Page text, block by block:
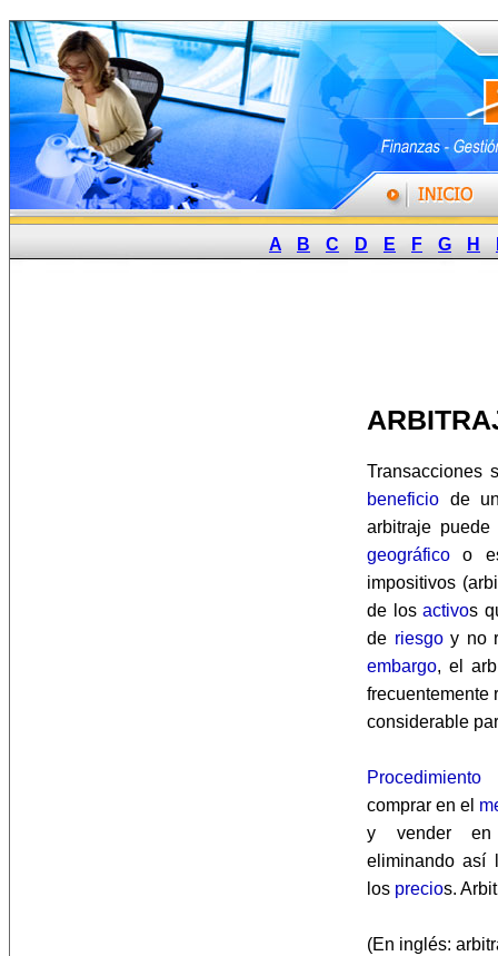
A B C D E F G H
Transacciones
beneficio de
arbitraje
geográfico o
impositivos
de losactivos
de riesgoy no
embargo, el
frecuentemente
considerable
Procedimiento
comprar en el
y vender
eliminando
los precios.
(En inglés: